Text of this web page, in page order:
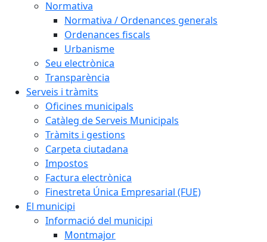
Normativa
Normativa / Ordenances generals
Ordenances fiscals
Urbanisme
Seu electrònica
Transparència
Serveis i tràmits
Oficines municipals
Catàleg de Serveis Municipals
Tràmits i gestions
Carpeta ciutadana
Impostos
Factura electrònica
Finestreta Única Empresarial (FUE)
El municipi
Informació del municipi
Montmajor